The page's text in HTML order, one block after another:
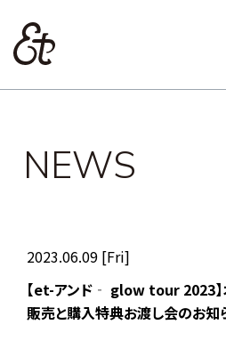
NEWS
2023.06.09 [Fri]
【et-アンド‐ glow tour 2023】
販売と購入特典お渡し会のお知